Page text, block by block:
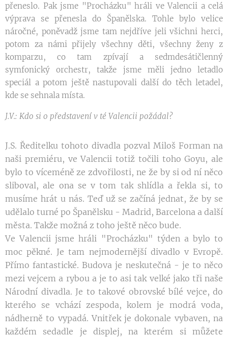
přeneslo. Pak jsme "Procházku" hráli ve Valencii a celá
výprava se přenesla do Španělska. Tohle bylo velice
náročné, poněvadž jsme tam nejdříve jeli všichni herci,
potom za námi přijely všechny děti, všechny ženy z
komparzu, co tam zpívají a sedmdesátičlenný
symfonický orchestr, takže jsme měli jedno letadlo
speciál a potom ještě nastupovali další do těch letadel,
kde se sehnala místa.
J.V.: Kdo si o představení v té Valencii požádal?
J.S. Ředitelku tohoto divadla pozval Miloš Forman na
naši premiéru, ve Valencii totiž točili toho Goyu, ale
bylo to víceméně ze zdvořilosti, ne že by si od ní něco
sliboval, ale ona se v tom tak shlídla a řekla si, to
musíme hrát u nás. Teď už se začíná jednat, že by se
udělalo turné po Španělsku - Madrid, Barcelona a další
města. Takže možná z toho ještě něco bude.
Ve Valencii jsme hráli "Procházku" týden a bylo to
moc pěkné. Je tam nejmodernější divadlo v Evropě.
Přímo fantastické. Budova je neskutečná - je to něco
mezi vejcem a rybou a je to asi tak velké jako tři naše
Národní divadla. Je to takové obrovské bílé vejce, do
kterého se vchází zespoda, kolem je modrá voda,
nádherně to vypadá. Vnitřek je dokonale vybaven, na
každém sedadle je displej, na kterém si můžete